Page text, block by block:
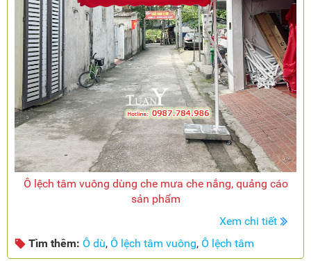
Ô lệch tâm vuông dùng che mưa che nắng, quảng cáo
sản phẩm
Xem chi tiết
Tìm thêm: Ô dù, Ô lệch tâm vuông, Ô lệch tâm